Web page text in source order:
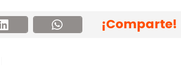
¡Comparte!